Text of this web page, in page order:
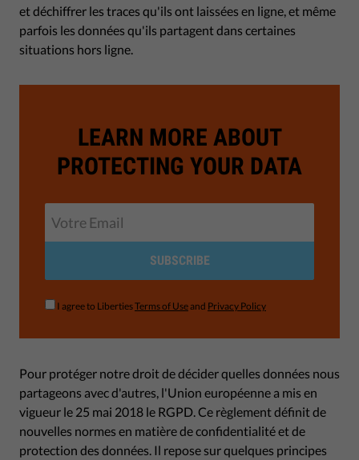
et déchiffrer les traces qu'ils ont laissées en ligne, et même
parfois les données qu'ils partagent dans certaines
situations hors ligne.
LEARN MORE ABOUT
PROTECTING YOUR DATA
SUBSCRIBE
I agree to LibertiesTerms of Useand Privacy Policy
Pour protéger notre droit de décider quelles données nous
partageons avec d'autres, l'Union européenne a mis en
vigueur le 25 mai 2018 le RGPD. Ce règlement définit de
nouvelles normes en matière de confidentialité et de
protection des données. Il repose sur quelques principes